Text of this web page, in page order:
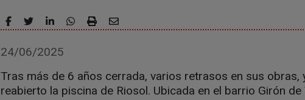
24/06/2025
Tras más de 6 años cerrada, varios retrasos en sus obras,
reabierto la piscina de Riosol. Ubicada en el barrio Girón